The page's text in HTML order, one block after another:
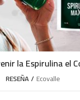
la Espirulina el
RESEÑA
Ecovalle